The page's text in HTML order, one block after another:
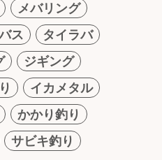
メバリング
ス
タイラバ
ジギング
イカメタル
かかり釣り
サビキ釣り